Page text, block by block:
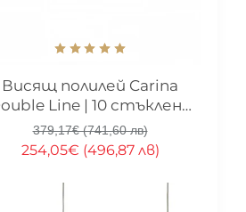
-33%
Висящ полилей Carina
Line | 10 стъклени
топки
254,05€ (496,87 лв)
379,17€ (741,60 лв)